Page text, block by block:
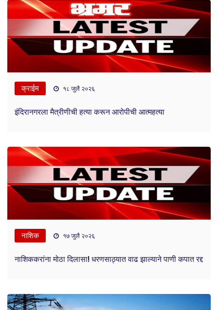
क्राईम १८ जुलै २०२६
इंदिरानगरला मैत्रीणीची हत्या करून आरोपीची आत्महत्या
नाशिक १७ जुलै २०२६
नाशिककरांना मोठा दिलासा! धरणसाठ्यात वाढ झाल्याने पाणी कपात रद्द